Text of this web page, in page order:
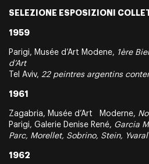
SELEZIONE ESPOSIZIONI
1959
Parigi, Musée d’Art Modene, 1ère
d’Art
Tel Aviv, 22 peintres argentins
1961
Zagabria, Musée d’Art Moderne,
Parigi, Galerie Denise René, Garcia
Parc, Morellet, Sobrino, Stein, Yvaral
1962